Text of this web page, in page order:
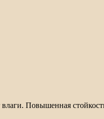
Повышенная